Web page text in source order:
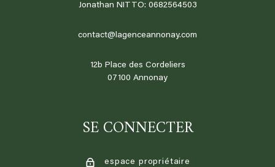
Jonathan NITTO: 0682564503
contact@lagenceannonay.com
12b Place des Cordeliers
07100
annonay
SE CONNECTER
espace propriétaire